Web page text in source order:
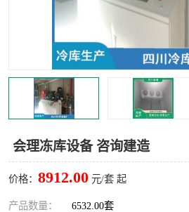
会理冻库设备 咨询建造
价格： 8912.00 元/套 起
产品数量： 6532.00套
雅安冷库,雅安冻库
烘干冷链 冻
内江冷库，内江冻库